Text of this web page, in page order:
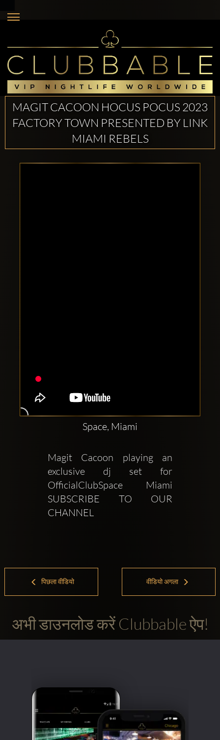
MAGIT CACOON HOCUS POCUS 2023
FACTORY TOWN PRESENTED BY LINK
MIAMI REBELS
Space, Miami
Magit Cacoon playing an
exclusive dj set for
OfficialClubSpace Miami
SUBSCRIBE TO OUR
CHANNEL
पिछला वीडियो वीडियो अगला
अभी डाउनलोड करें Clubbable ऐप!